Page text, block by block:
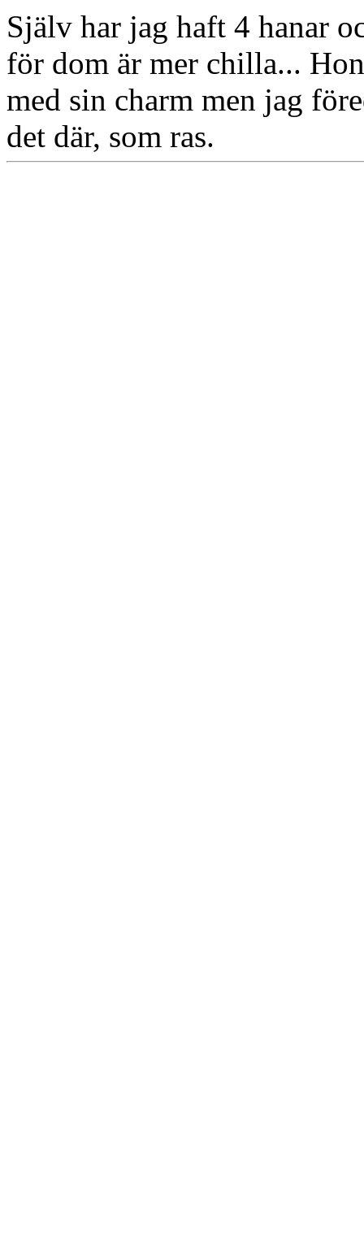
Själv har jag haft 4 hanar
för dom är mer chilla...
med sin charm men jag
det där, som ras.